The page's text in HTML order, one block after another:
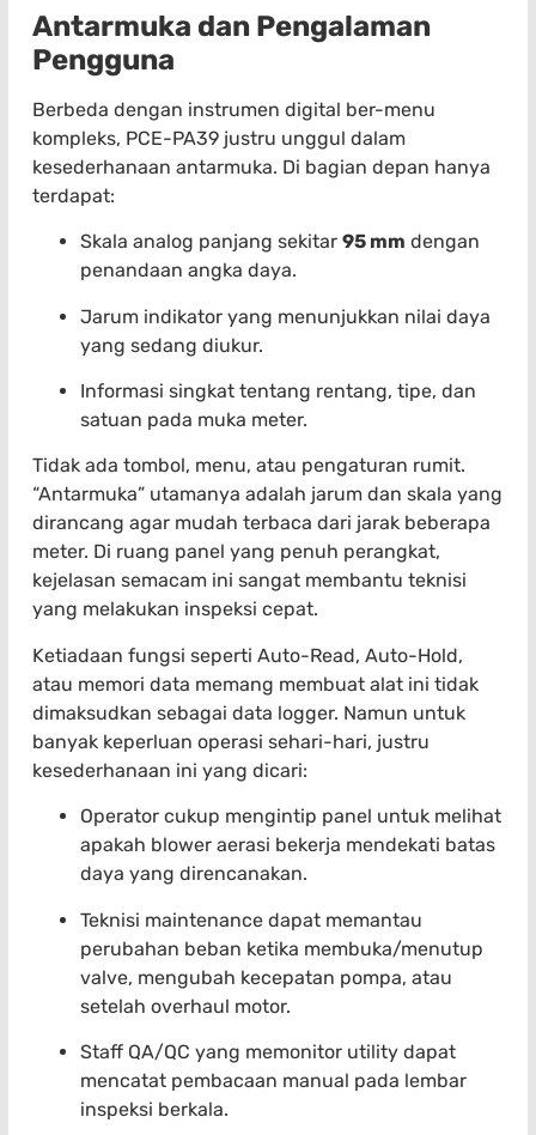
Antarmuka dan Pengalaman
Pengguna
Berbeda dengan instrumen digital ber-menu
kompleks, PCE-PA39 justru unggul dalam
kesederhanaan antarmuka. Di bagian depan hanya
terdapat:
Skala analog panjang sekitar 95 mm dengan
penandaan angka daya.
Jarum indikator yang menunjukkan nilai daya
yang sedang diukur.
Informasi singkat tentang rentang, tipe, dan
satuan pada muka meter.
Tidak ada tombol, menu, atau pengaturan rumit.
“Antarmuka” utamanya adalah jarum dan skala yang
dirancang agar mudah terbaca dari jarak beberapa
meter. Di ruang panel yang penuh perangkat,
kejelasan semacam ini sangat membantu teknisi
yang melakukan inspeksi cepat.
Ketiadaan fungsi seperti Auto-Read, Auto-Hold,
atau memori data memang membuat alat ini tidak
dimaksudkan sebagai data logger. Namun untuk
banyak keperluan operasi sehari-hari, justru
kesederhanaan ini yang dicari:
Operator cukup mengintip panel untuk melihat
apakah blower aerasi bekerja mendekati batas
daya yang direncanakan.
Teknisi maintenance dapat memantau
perubahan beban ketika membuka/menutup
valve, mengubah kecepatan pompa, atau
setelah overhaul motor.
Staff QA/QC yang memonitor utility dapat
mencatat pembacaan manual pada lembar
inspeksi berkala.